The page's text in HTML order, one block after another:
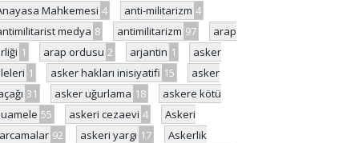
Mahkemesi 4 anti-militarizm 4
medya 8 antimilitarizm 97
arap
1 arap ordusu 2 arjantin 1
asker
1 asker hakları inisiyatifi 15
asker
31 asker uğurlama 18
askere kötü
55 askeri cezaevi 4
Askeri
92 askeri yargı 17
Askerlik